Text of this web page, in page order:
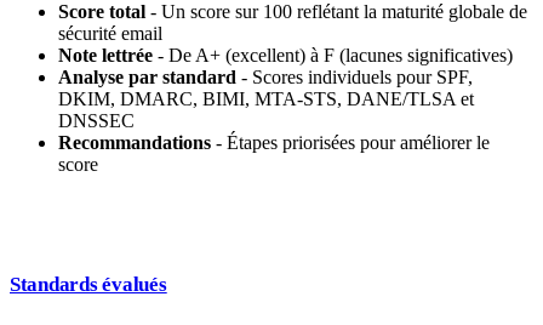
Score total - Un score sur 100 reflétant la maturité globale de
sécurité email
Note lettrée - De A+ (excellent) à F (lacunes significatives)
Analyse par standard - Scores individuels pour SPF,
DKIM, DMARC, BIMI, MTA-STS, DANE/TLSA et
DNSSEC
Recommandations - Étapes priorisées pour améliorer le
score
Standards évalués